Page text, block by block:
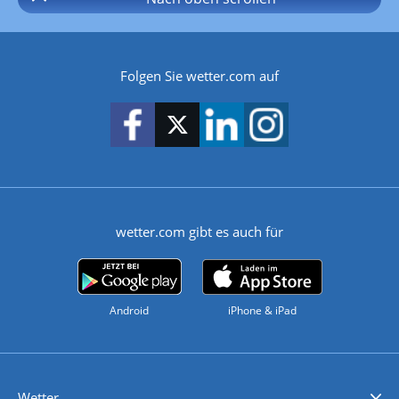
Folgen Sie wetter.com auf
wetter.com gibt es auch für
Android iPhone & iPad